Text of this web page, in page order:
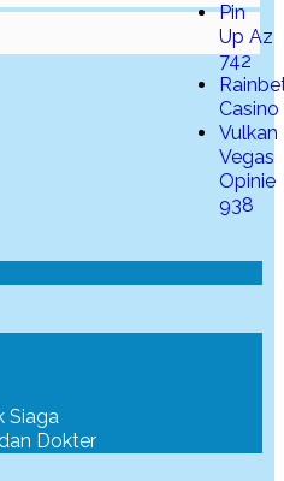
Pin
Up Az
742
Casino
Vulkan
Vegas
Opinie
938
Siaga
Dokter